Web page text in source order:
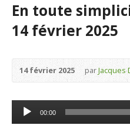
En toute
14 février 2025
14 février 2025 parJacques
Lecteur
audio
00:00